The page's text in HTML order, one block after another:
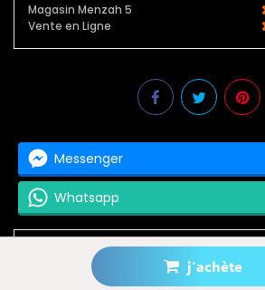
j'achète
Magasin Menzah 5
Vente en Ligne
Messenger
Whatsapp
Prévenez-moi lorsque le